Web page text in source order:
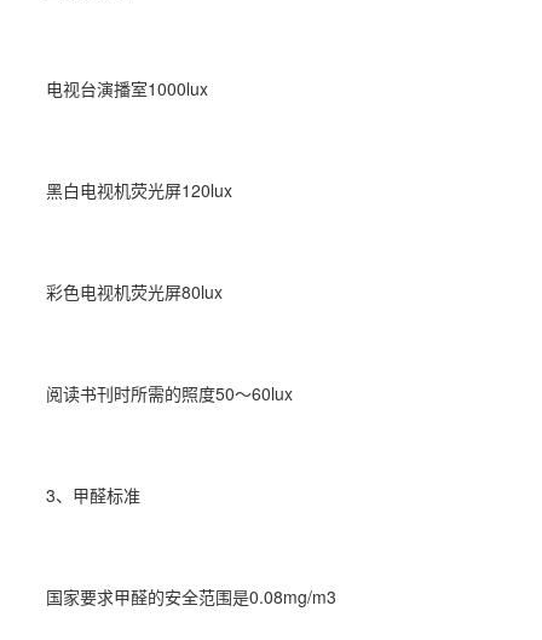
电视台演播室1000lux
黑白电视机荧光屏120lux
彩色电视机荧光屏80lux
阅读书刊时所需的照度50～60lux
3、甲醛标准
国家要求甲醛的安全范围是0.08mg/m3